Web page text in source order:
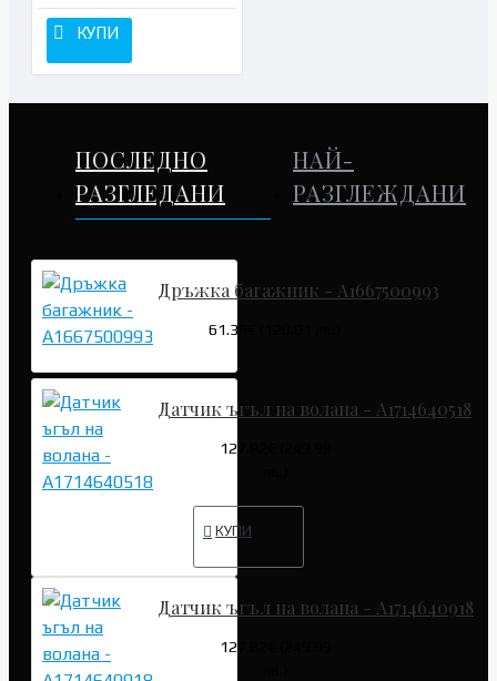
КУПИ
ПОСЛЕДНО
РАЗГЛЕДАНИ
НАЙ-
РАЗГЛЕЖДАНИ
Дръжка багажник - A1667500993
61.36€ (120.01 лв.)
Датчик ъгъл на волана - A1714640518
127.82€ (249.99
КУПИ
Датчик ъгъл на волана - A1714640918
127.82€ (249.99